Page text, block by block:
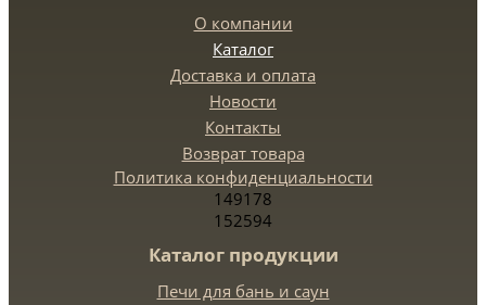
О компании
Каталог
Доставка и оплата
Новости
Контакты
Возврат товара
Политика конфиденциальности
149178
152594
Каталог продукции
Печи для бань и саун